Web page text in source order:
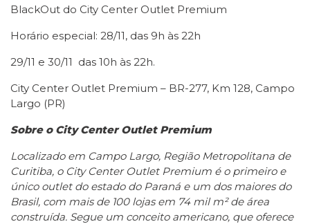
BlackOut do City Center Outlet Premium
Horário especial: 28/11, das 9h às 22h
29/11 e 30/11 das 10h às 22h.
City Center Outlet Premium – BR-277, Km 128, Campo
Largo (PR)
Sobre o City Center Outlet Premium
Localizado em Campo Largo, Região Metropolitana de
Curitiba, o City Center Outlet Premium é o primeiro e
único outlet do estado do Paraná e um dos maiores do
Brasil, com mais de 100 lojas em 74 mil m² de área
construída. Segue um conceito americano, que oferece